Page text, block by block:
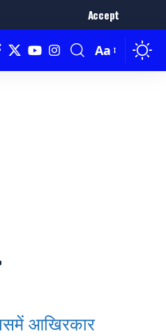
Accept
Aa
आखिरकार